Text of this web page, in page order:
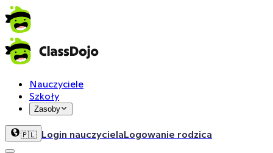
Nauczyciele
Szkoły
Zasoby
🇵🇱 Login nauczycielaLogowanie rodzica